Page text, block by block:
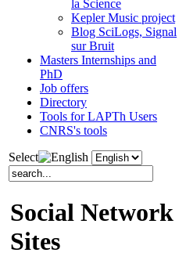
la Science
Kepler Music project
Blog SciLogs, Signal
sur Bruit
Masters Internships and
PhD
Job offers
Directory
Tools for LAPTh Users
CNRS's tools
Select
Social Network
Sites